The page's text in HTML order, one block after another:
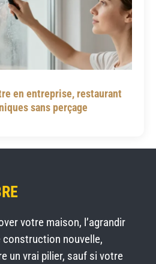
en entreprise, restaurant
sans perçage
votre maison, l’agrandir
construction nouvelle,
un vrai pilier, sauf si votre